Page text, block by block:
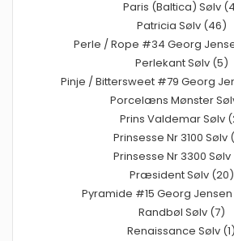
Paris (Baltica) Sølv
Patricia Sølv (46)
Perle / Rope #34 Georg
Perlekant Sølv (5)
Pinje / Bittersweet #79 Georg
Porcelæns Mønster
Prins Valdemar Sølv
Prinsesse Nr 3100 Sølv
Prinsesse Nr 3300
Præsident Sølv (20)
Pyramide #15 Georg Jensen
Randbøl Sølv (7)
Renaissance Sølv (1)